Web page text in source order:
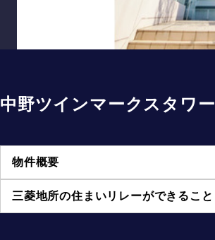
中野ツインマークスタワー
物件概要
三菱地所の住まいリレーができること